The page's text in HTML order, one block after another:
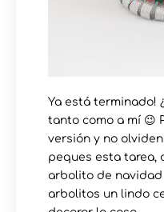
Ya está terminado!
tanto como a mí 😉
versión y no
peques esta tarea,
arbolito de
arbolitos un lindo